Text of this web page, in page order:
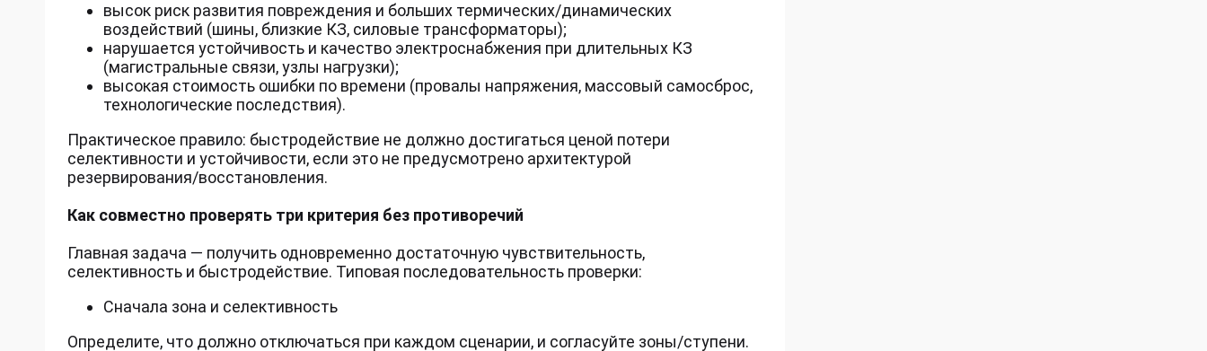
высок риск развития повреждения и больших термических/динамических
воздействий (шины, близкие КЗ, силовые трансформаторы);
нарушается устойчивость и качество электроснабжения при длительных КЗ
(магистральные связи, узлы нагрузки);
высокая стоимость ошибки по времени (провалы напряжения, массовый самосброс,
технологические последствия).
Практическое правило: быстродействие не должно достигаться ценой потери
селективности и устойчивости, если это не предусмотрено архитектурой
резервирования/восстановления.
Как совместно проверять три критерия без противоречий
Главная задача — получить одновременно достаточную чувствительность,
селективность и быстродействие. Типовая последовательность проверки:
Сначала зона и селективность
Определите, что должно отключаться при каждом сценарии, и согласуйте зоны/ступени.